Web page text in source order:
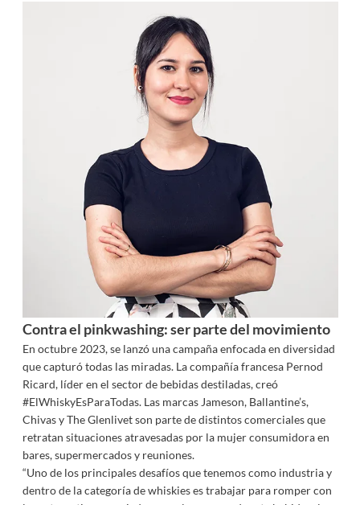
Contra el pinkwashing: ser parte del movimiento
En octubre 2023, se lanzó una campaña enfocada en diversidad
que capturó todas las miradas. La compañía francesa Pernod
Ricard, líder en el sector de bebidas destiladas, creó
#ElWhiskyEsParaTodas. Las marcas Jameson, Ballantine’s,
Chivas y The Glenlivet son parte de distintos comerciales que
retratan situaciones atravesadas por la mujer consumidora en
bares, supermercados y reuniones.
“Uno de los principales desafíos que tenemos como industria y
dentro de la categoría de whiskies es trabajar para romper con